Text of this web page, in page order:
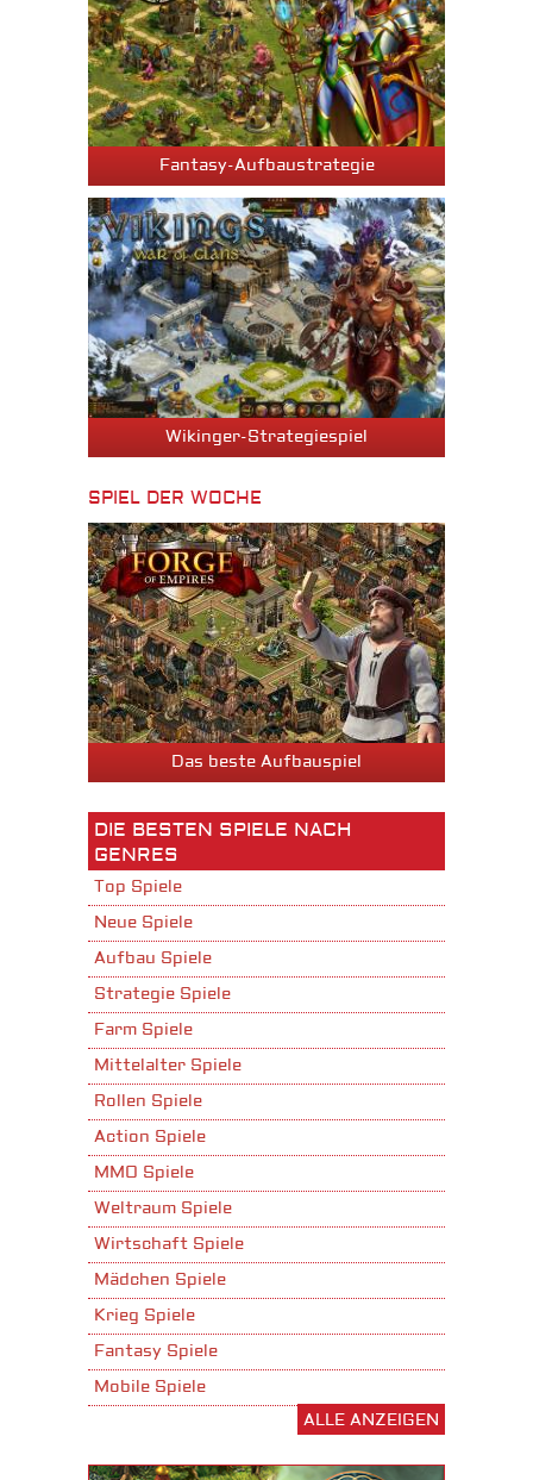
Fantasy-Aufbaustrategie
Wikinger-Strategiespiel
SPIEL DER WOCHE
Das beste Aufbauspiel
DIE BESTEN SPIELE NACH
GENRES
Top Spiele
Neue Spiele
Aufbau Spiele
Strategie Spiele
Farm Spiele
Mittelalter Spiele
Rollen Spiele
Action Spiele
MMO Spiele
Weltraum Spiele
Wirtschaft Spiele
Mädchen Spiele
Krieg Spiele
Fantasy Spiele
Mobile Spiele
ALLE ANZEIGEN